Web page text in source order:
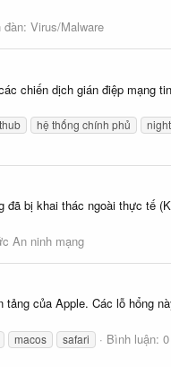
đàn: Virus/Malware
chiến dịch gián điệp mạng
hệ thống chính phủ
đã bị khai thác ngoài thực tế
An ninh mạng
của Apple. Các lỗ hổng
macos safari Bình luận: 0